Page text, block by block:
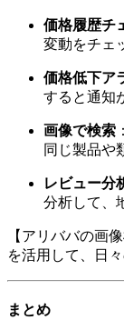
価格履歴チ
変動をチェ
価格低下ア
すると通知
画像で検索
同じ製品や
レビュー分
分析して、
【アリババの画
を活用して、日
まとめ